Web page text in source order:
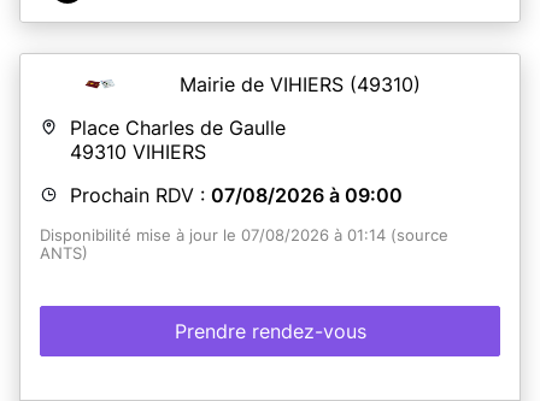
En savoir plus
Mairie de VIHIERS (49310)
Place Charles de Gaulle
49310 VIHIERS
Prochain RDV : 07/08/2026 à 09:00
Disponibilité mise à jour le 07/08/2026 à 01:14 (source
ANTS)
Prendre rendez-vous